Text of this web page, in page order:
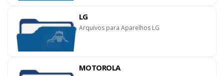
LG
Arquivos para Aparelhos LG
MOTOROLA